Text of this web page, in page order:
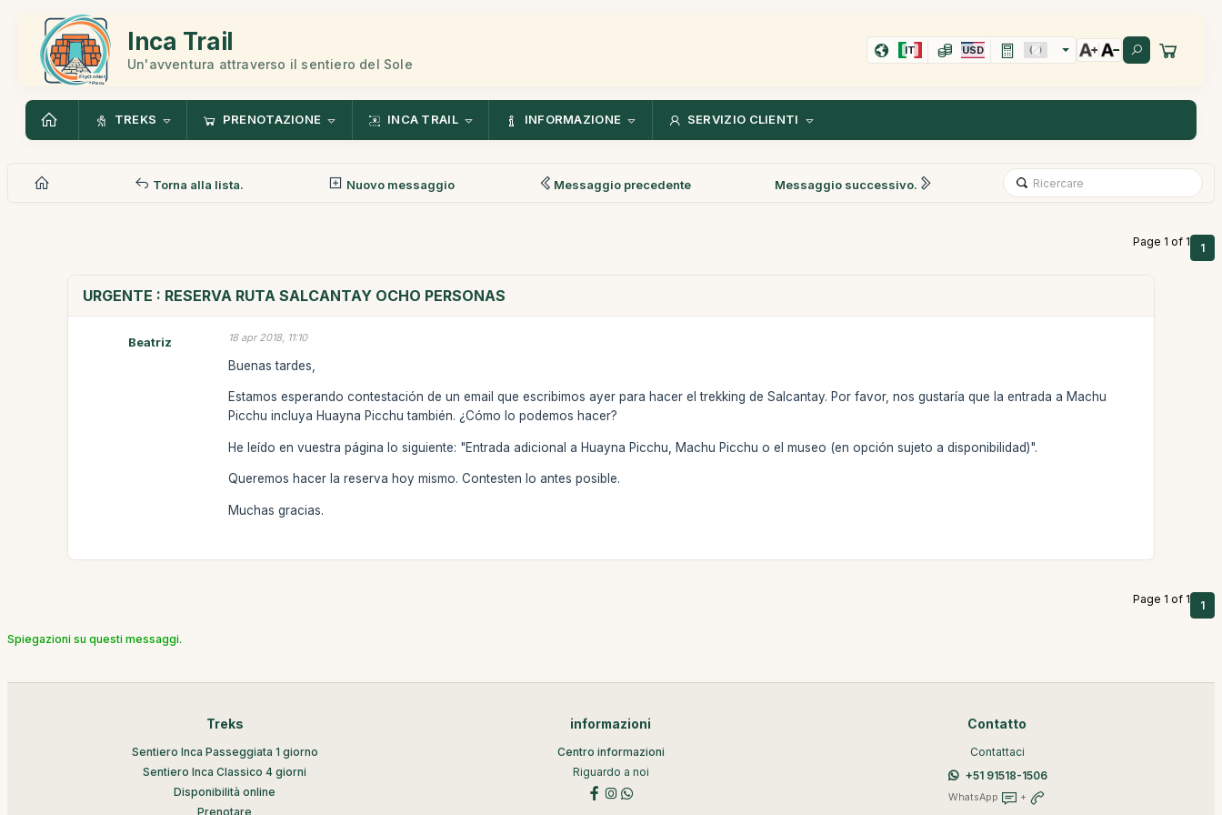
Inca Trail
Un'avventura attraverso il sentiero del Sole
IT USD
TREKS PRENOTAZIONE INCA TRAIL INFORMAZIONE SERVIZIO CLIENTI
Torna alla lista. Nuovo messaggio Messaggio precedente Messaggio successivo.
Page 1 of 1 1
URGENTE : RESERVA RUTA SALCANTAY OCHO PERSONAS
Beatriz 18 apr 2018, 11:10
Buenas tardes,
Estamos esperando contestación de un email que escribimos ayer para hacer el trekking de Salcantay. Por favor, nos gustaría que la entrada a Machu
Picchu incluya Huayna Picchu también. ¿Cómo lo podemos hacer?
He leído en vuestra página lo siguiente: "Entrada adicional a Huayna Picchu, Machu Picchu o el museo (en opción sujeto a disponibilidad)".
Queremos hacer la reserva hoy mismo. Contesten lo antes posible.
Muchas gracias.
Page 1 of 1 1
Spiegazioni su questi messaggi.
Treks
Sentiero Inca Passeggiata 1 giorno
Sentiero Inca Classico 4 giorni
Disponibilità online
Prenotare
informazioni
Centro informazioni
Riguardo a noi
Contatto
Contattaci
+51 91518-1506
WhatsApp +